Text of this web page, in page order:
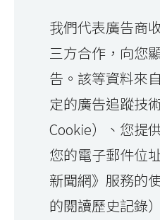
我們代表廣告商
三方合作，向您
告。該等資料來
定的廣告追蹤技
Cookie）、您提
您的電子郵件位
新聞網》服務的
的閱讀歷史記錄